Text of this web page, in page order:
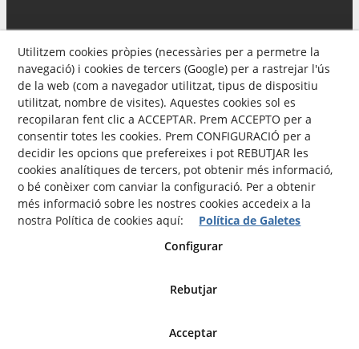
Avís Legal
Política de privacitat
Política Cookies
Utilitzem cookies pròpies (necessàries per a permetre la
navegació) i cookies de tercers (Google) per a rastrejar l'ús
de la web (com a navegador utilitzat, tipus de dispositiu
utilitzat, nombre de visites). Aquestes cookies sol es
recopilaran fent clic a ACCEPTAR. Prem ACCEPTO per a
consentir totes les cookies. Prem CONFIGURACIÓ per a
decidir les opcions que prefereixes i pot REBUTJAR les
cookies analítiques de tercers, pot obtenir més informació,
o bé conèixer com canviar la configuració. Per a obtenir
més informació sobre les nostres cookies accedeix a la
nostra Política de cookies aquí:
Política de Galetes
Configurar
Rebutjar
Acceptar